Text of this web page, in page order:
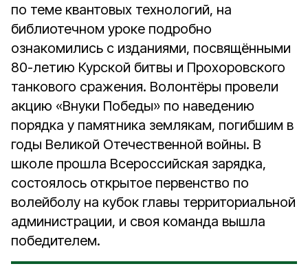
по теме квантовых технологий, на
библиотечном уроке подробно
ознакомились с изданиями, посвящёнными
80-летию Курской битвы и Прохоровского
танкового сражения. Волонтёры провели
акцию «Внуки Победы» по наведению
порядка у памятника землякам, погибшим в
годы Великой Отечественной войны. В
школе прошла Всероссийская зарядка,
состоялось открытое первенство по
волейболу на кубок главы территориальной
администрации, и своя команда вышла
победителем.